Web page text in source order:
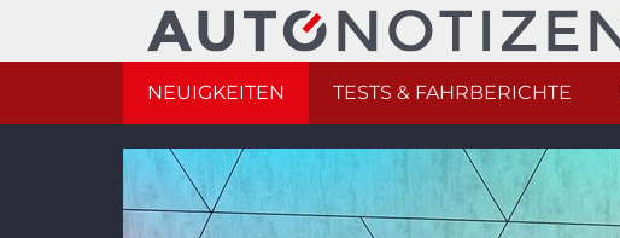
NEUIGKEITEN TESTS & FAHRBERICHTE